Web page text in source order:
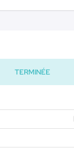
TERMINÉE